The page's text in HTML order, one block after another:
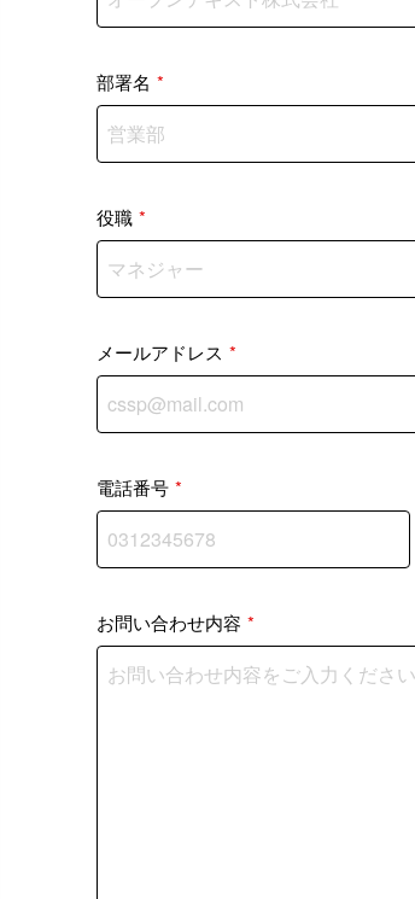
部署名 *
役職 *
メールアドレス *
電話番号 *
お問い合わせ内容 *